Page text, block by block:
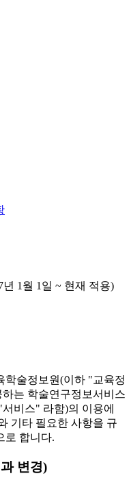
1월 1일 ~ 현재 적용)
학술정보원(이하 "교육정
는 학술연구정보서비스
비스" 라함)의 이용에
기타 필요한 사항을 규
로 합니다.
변경)